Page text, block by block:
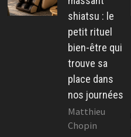
shiatsu : le
petit rituel
bien-être qui
trouve sa
place dans
nos journées
Matthieu
Chopin